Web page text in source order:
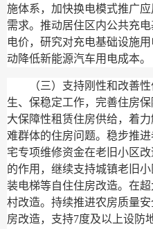
施体系，加快换电模式推广
需求。推动居住区内公共充
电价，研究对充电基础设施
动降低新能源汽车用电成本。
（三）支持刚性和改善性
生、保稳定工作，完善住房
大保障性租赁住房供给，着
难群体的住房问题。稳步推
宅专项维修资金在老旧小区
的作用，继续支持城镇老旧
装电梯等自住住房改造。在
村改造。持续推进农房质量
房改造，支持7度及以上设防